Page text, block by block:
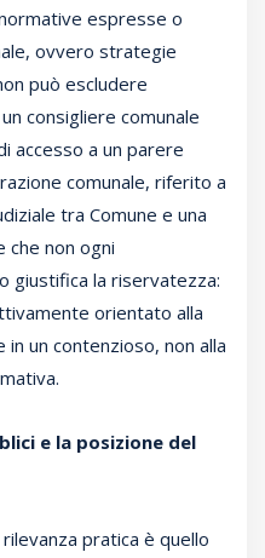
espresse o
ovvero strategie
può escludere
consigliere comunale
accesso a un parere
comunale, riferito a
tra Comune e una
che non ogni
giustifica la riservatezza:
orientato alla
un contenzioso, non alla
e la posizione del
pratica è quello